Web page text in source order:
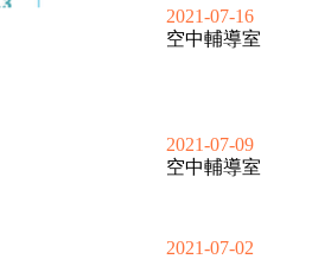
2021-07-16
空中輔導室
2021-07-09
空中輔導室
2021-07-02